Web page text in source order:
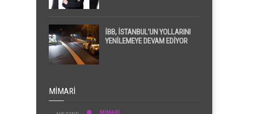
Dikkat Çekti
İBB, İSTANBUL’UN YOLLARINI
YENİLEMEYE DEVAM EDİYOR
MIMARI
MİMARİ